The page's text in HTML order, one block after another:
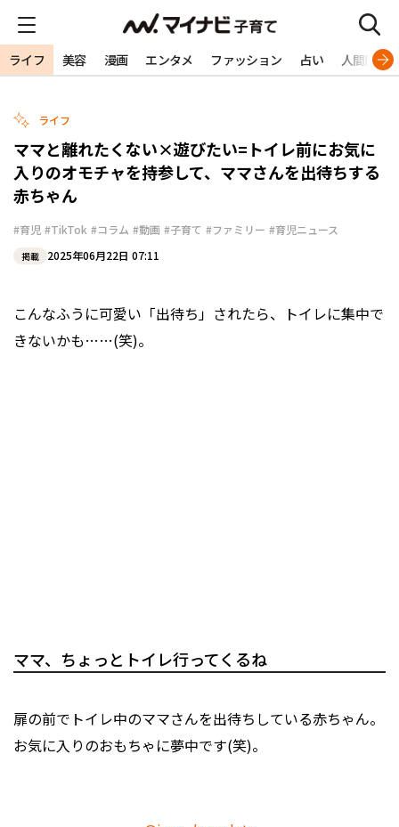
ライフ 美容 漫画 エンタメ ファッション 占い 人間関係
ライフ
ママと離れたくない×遊びたい=トイレ前にお気に
入りのオモチャを持参して、ママさんを出待ちする
赤ちゃん
#育児 #TikTok #コラム #動画 #子育て #ファミリー #育児ニュース
掲載 2025年06月22日 07:11
こんなふうに可愛い「出待ち」されたら、トイレに集中で
きないかも……(笑)。
ママ、ちょっとトイレ行ってくるね
扉の前でトイレ中のママさんを出待ちしている赤ちゃん。
お気に入りのおもちゃに夢中です(笑)。